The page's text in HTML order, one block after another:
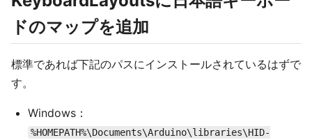
ドのマップを追加
標準であれば下記のパスにインストールされているはずで
す。
Windows：
%HOMEPATH%\Documents\Arduino\libraries\HID-